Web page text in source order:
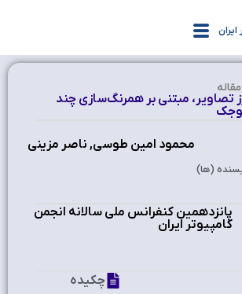
تصاویر، مبتنی بر همرنگ‌سازی چند
محمود امین طوسی, ناصر مزینی
(ها)
پانزدهمین کنفرانس ملی سالانه انجمن
کامپیوتر ایران
چکیده